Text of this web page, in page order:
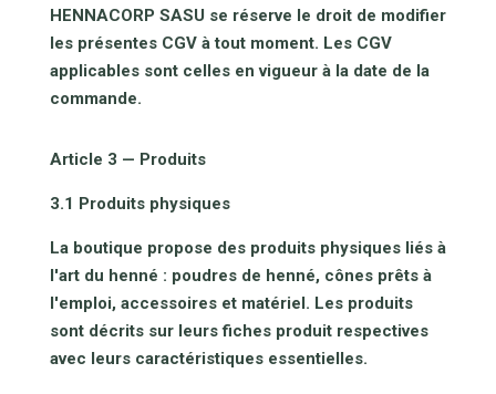
HENNACORP SASU se réserve le droit de modifier
les présentes CGV à tout moment. Les CGV
applicables sont celles en vigueur à la date de la
commande.
Article 3 — Produits
3.1 Produits physiques
La boutique propose des produits physiques liés à
l'art du henné : poudres de henné, cônes prêts à
l'emploi, accessoires et matériel. Les produits
sont décrits sur leurs fiches produit respectives
avec leurs caractéristiques essentielles.